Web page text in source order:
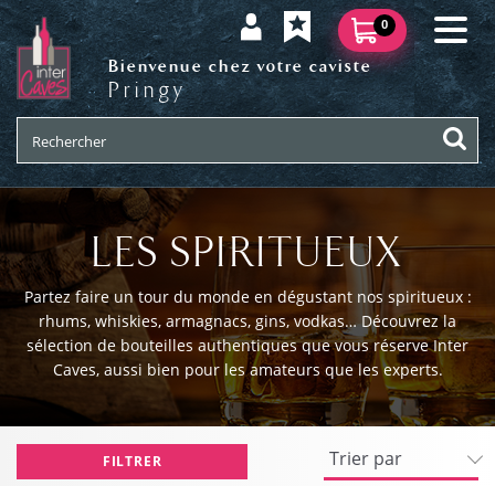
0
Bienvenue chez votre caviste
Pringy
LES SPIRITUEUX
Partez faire un tour du monde en dégustant nos spiritueux :
rhums, whiskies, armagnacs, gins, vodkas… Découvrez la
sélection de bouteilles authentiques que vous réserve Inter
Caves, aussi bien pour les amateurs que les experts.
FILTRER